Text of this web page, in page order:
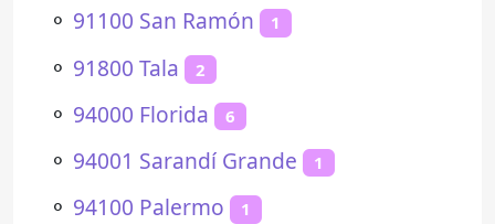
⚬ 91100 San Ramón 1
⚬ 91800 Tala 2
⚬ 94000 Florida 6
⚬ 94001 Sarandí Grande 1
⚬ 94100 Palermo 1